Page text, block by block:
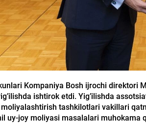
Kompaniya Bosh ijrochi direktori
ishtirok etdi. Yig’ilishda
tashkilotlari vakillari
uy-joy moliyasi masalalari muhokama